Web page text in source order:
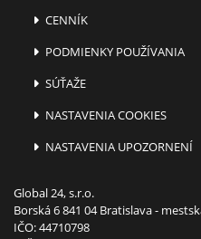
CENNÍK
PODMIENKY POUŽÍVANIA
SÚŤAŽE
NASTAVENIA COOKIES
NASTAVENIA UPOZORNENÍ
Global 24, s.r.o.
Borská 6 841 04 Bratislava -
IČO: 44710798